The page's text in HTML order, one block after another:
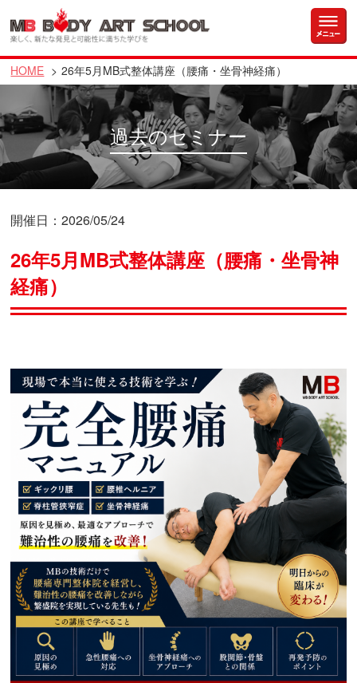
HOME 26年5月MB式整体講座（腰痛・坐骨神経痛）
過去のセミナー
開催日：2026/05/24
26年5月MB式整体講座（腰痛・坐骨神
経痛）